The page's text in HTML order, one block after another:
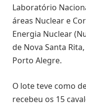
Laboratório
áreas Nuclear e
Energia Nuclear
de Nova Santa
Porto Alegre.
O lote teve como
recebeu os 15